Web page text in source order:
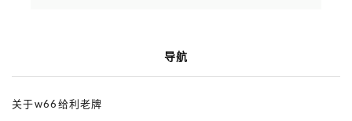
导航
关于w66给利老牌